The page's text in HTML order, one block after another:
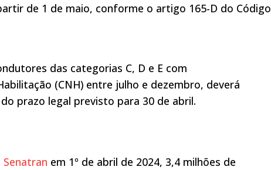
de 1 de maio, conforme o artigo 165-D do Código
das categorias C, D e E com
(CNH) entre julho e dezembro, deverá
prazo legal previsto para 30 de abril.
Senatran em 1º de abril de 2024, 3,4 milhões de